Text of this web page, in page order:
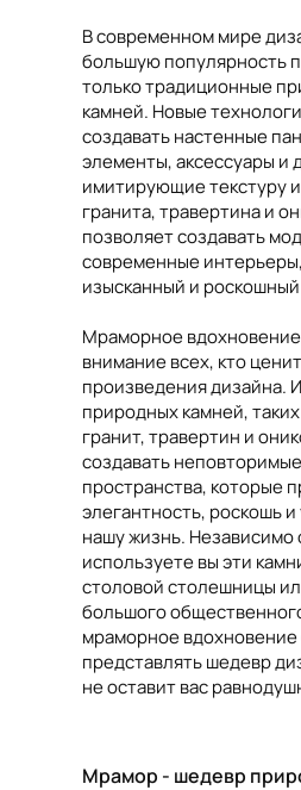
В современном мире
большую популярность
только традиционные
камней. Новые
создавать настенные
элементы, аксессуары и
имитирующие текстуру
гранита, травертина и
позволяет создавать
современные
изысканный и роскошный
Мраморное
внимание всех, кто
произведения дизайна.
природных камней,
гранит, травертин и
создавать
пространства, которые
элегантность, роскошь
нашу жизнь. Независимо
используете вы эти
столовой столешницы
большого
мраморное вдохновение
представлять шедевр
не оставит вас
Мрамор - шедевр